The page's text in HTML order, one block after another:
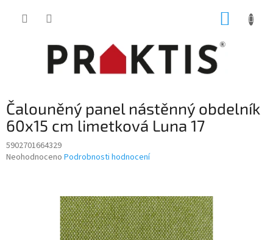
Čalouněný panel nástěnný obdelník
60x15 cm limetková Luna 17
5902701664329
Průměrné
Neohodnoceno Podrobnosti hodnocení